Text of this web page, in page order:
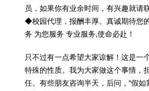
员，如果你有业余时间，有兴趣就请
◆校园代理，报酬丰厚。真诚期待您
务 为您服务 专业服务,使命必赴！
只不过有一点希望大家谅解！这是一
特殊的性质。我为大家做这个事情，
任。有些朋友咨询半天，后问，“假